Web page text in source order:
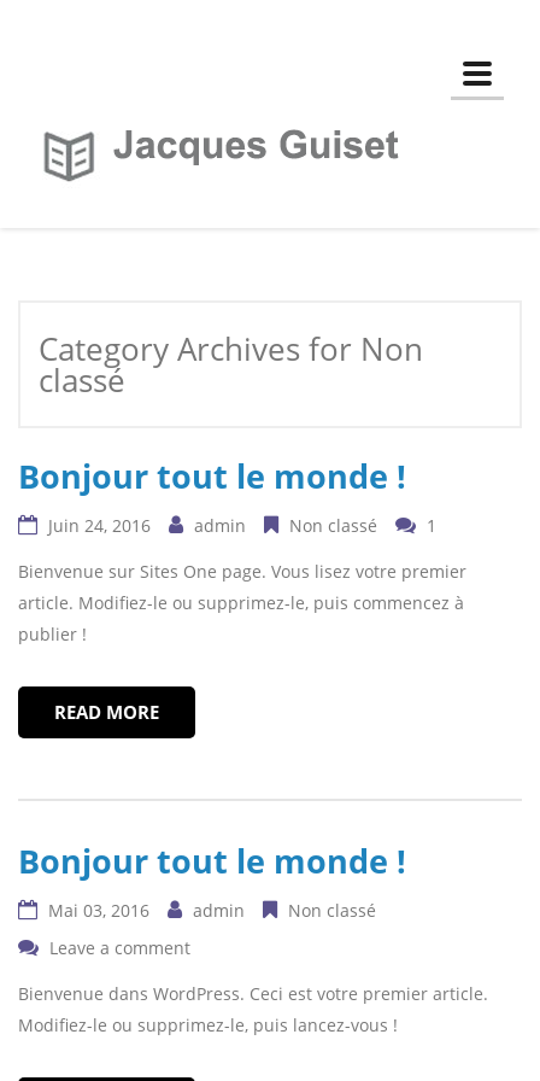
Category Archives for Non
classé
Bonjour tout le monde !
Juin 24, 2016 admin Non classé
1
Bienvenue sur Sites One page. Vous lisez votre premier
article. Modifiez-le ou supprimez-le, puis commencez à
publier !
READ MORE
Bonjour tout le monde !
Mai 03, 2016 admin
Non classé
Leave a comment
Bienvenue dans WordPress. Ceci est votre premier article.
Modifiez-le ou supprimez-le, puis lancez-vous !